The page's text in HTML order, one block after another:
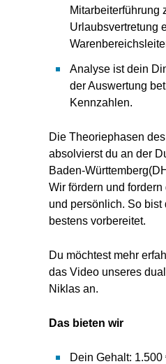
Mitarbeiterführung
Urlaubsvertretung
Analyse ist dein
der Auswertung
Kennzahlen.
Die Theoriephasen
absolvierst du an der
Baden-
Wir fördern und fordern
und persönlich. So bist
bestens vorbereitet.
Du möchtest mehr
das Video unseres
Niklas an.
Das bieten wir
Dein Gehalt: